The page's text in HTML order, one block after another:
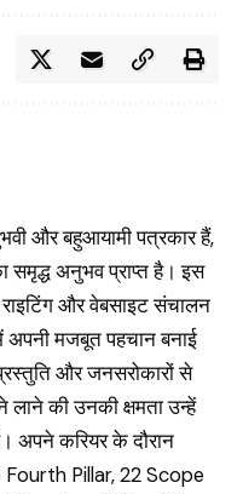
और बहुआयामी पत्रकार हैं,
समृद्ध अनुभव प्राप्त है। इस
राइटिंग और वेबसाइट संचालन
अपनी मजबूत पहचान बनाई
और जनसरोकारों से
की उनकी क्षमता उन्हें
अपने करियर के दौरान
Pillar, 22 Scope